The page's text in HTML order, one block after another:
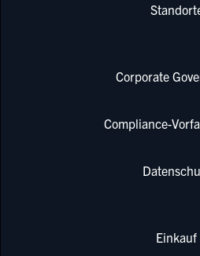
Corporate
Compliance-
Einkauf